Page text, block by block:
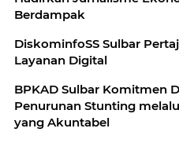
Berdampak
DiskominfoSS Sulbar
Layanan Digital
BPKAD Sulbar Komitmen
Penurunan Stunting
yang Akuntabel